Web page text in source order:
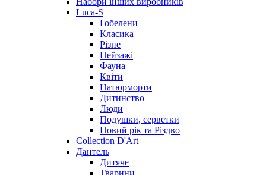
Luca-S
Гобелени
Класика
Різне
Пейзажі
Фауна
Квіти
Натюрморти
Дитинство
Люди
Подушки, серветки
Новий рік та Різдво
Collection D'Art
Дантель
Дитяче
Тварини